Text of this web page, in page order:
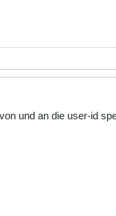
und an die user-id